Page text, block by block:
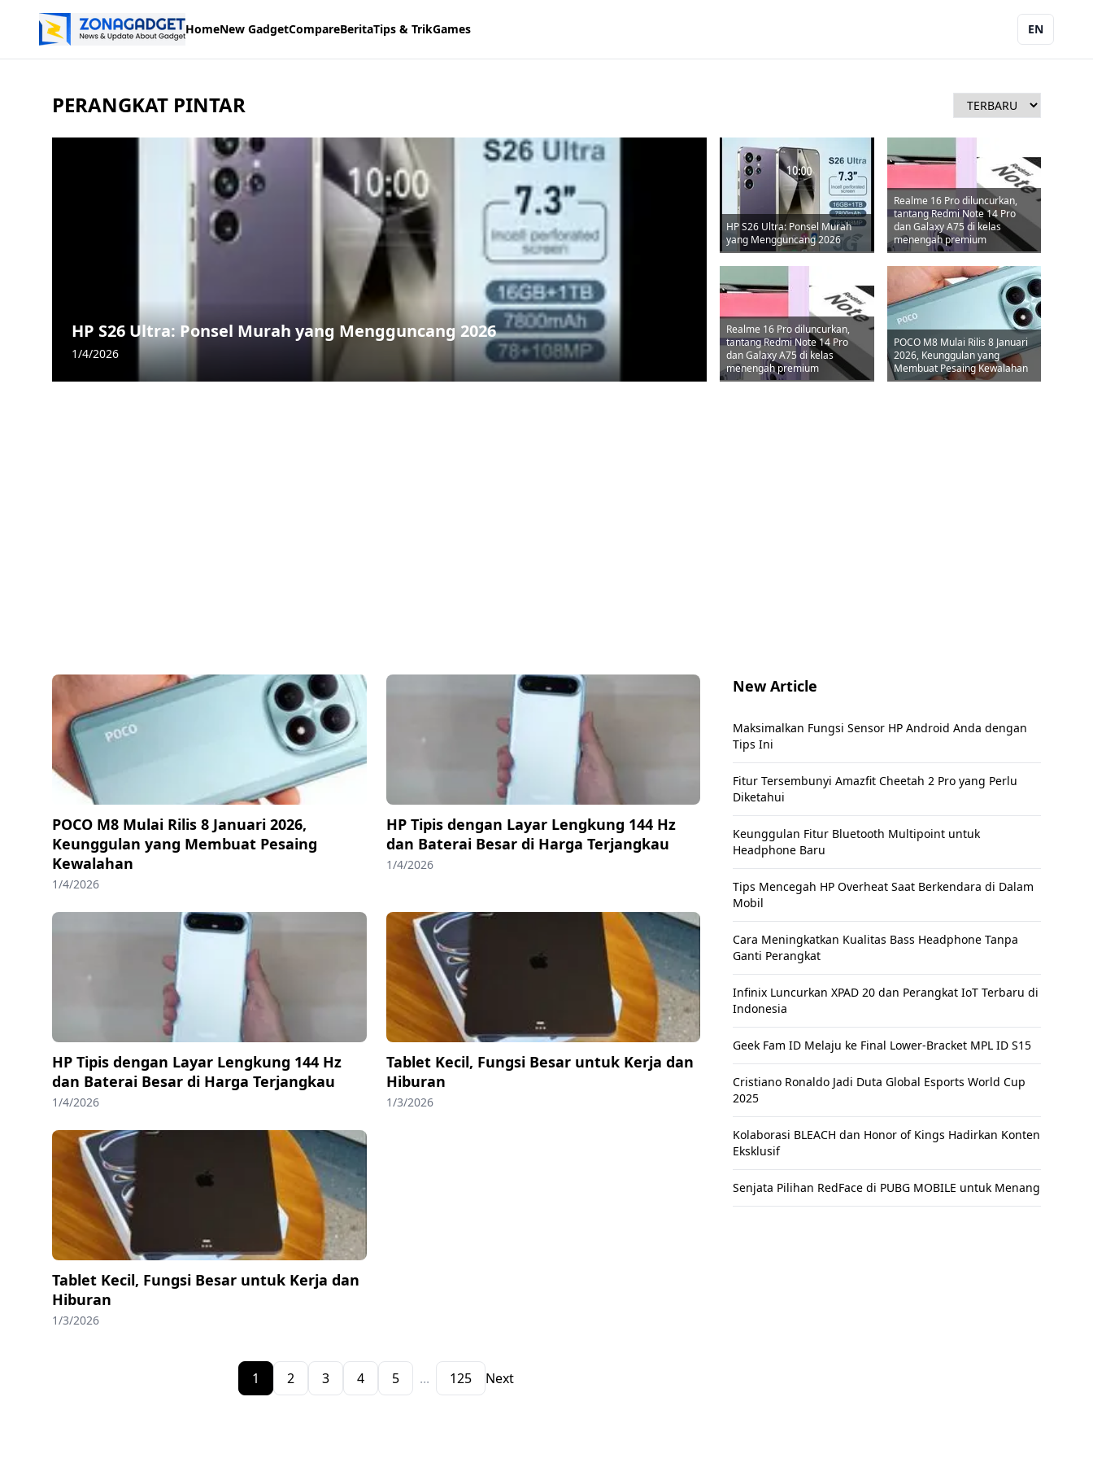
HomeNew GadgetCompareBeritaTips & TrikGames EN
PERANGKAT PINTAR
HP S26 Ultra: Ponsel Murah yang Mengguncang 2026
1/4/2026
HP S26 Ultra: Ponsel Murah
yang Mengguncang 2026
Realme 16 Pro diluncurkan,
tantang Redmi Note 14 Pro
dan Galaxy A75 di kelas
menengah premium
Realme 16 Pro diluncurkan,
tantang Redmi Note 14 Pro
dan Galaxy A75 di kelas
menengah premium
POCO M8 Mulai Rilis 8 Januari
2026, Keunggulan yang
Membuat Pesaing Kewalahan
POCO M8 Mulai Rilis 8 Januari 2026,
Keunggulan yang Membuat Pesaing
Kewalahan
1/4/2026
HP Tipis dengan Layar Lengkung 144 Hz
dan Baterai Besar di Harga Terjangkau
1/4/2026
HP Tipis dengan Layar Lengkung 144 Hz
dan Baterai Besar di Harga Terjangkau
1/4/2026
Tablet Kecil, Fungsi Besar untuk Kerja dan
Hiburan
1/3/2026
Tablet Kecil, Fungsi Besar untuk Kerja dan
Hiburan
1/3/2026
1 2 3 4 5 ... 125 Next
New Article
Maksimalkan Fungsi Sensor HP Android Anda dengan
Tips Ini
Fitur Tersembunyi Amazfit Cheetah 2 Pro yang Perlu
Diketahui
Keunggulan Fitur Bluetooth Multipoint untuk
Headphone Baru
Tips Mencegah HP Overheat Saat Berkendara di Dalam
Mobil
Cara Meningkatkan Kualitas Bass Headphone Tanpa
Ganti Perangkat
Infinix Luncurkan XPAD 20 dan Perangkat IoT Terbaru di
Indonesia
Geek Fam ID Melaju ke Final Lower-Bracket MPL ID S15
Cristiano Ronaldo Jadi Duta Global Esports World Cup
2025
Kolaborasi BLEACH dan Honor of Kings Hadirkan Konten
Eksklusif
Senjata Pilihan RedFace di PUBG MOBILE untuk Menang